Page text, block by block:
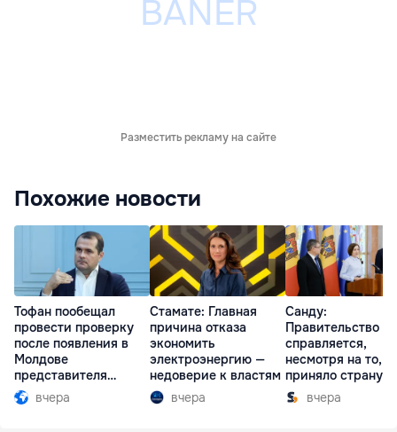
Разместить рекламу на сайте
Похожие новости
Тофан пообещал
провести проверку
после появления в
Молдове
представителя
Южной Осетии
вчера
Стамате: Главная
причина отказа
экономить
электроэнергию —
недоверие к властям
вчера
Санду:
Правительство
справляется,
несмотря на то,
приняло страну в
разгар кризиса
вчера